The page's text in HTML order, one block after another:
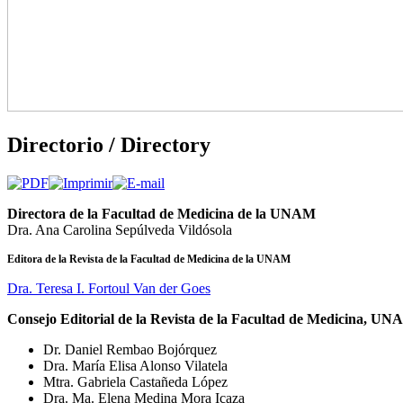
Directorio / Directory
Directora de la Facultad de Medicina de la UNAM
Dra. Ana Carolina Sepúlveda Vildósola
Editora de la Revista de la Facultad de Medicina de la UNAM
Dra. Teresa I. Fortoul Van der Goes
Consejo Editorial de la Revista de la Facultad de Medicina,
Dr. Daniel Rembao Bojórquez
Dra. María Elisa Alonso Vilatela
Mtra. Gabriela Castañeda López
Dra. Ma. Elena Medina Mora Icaza